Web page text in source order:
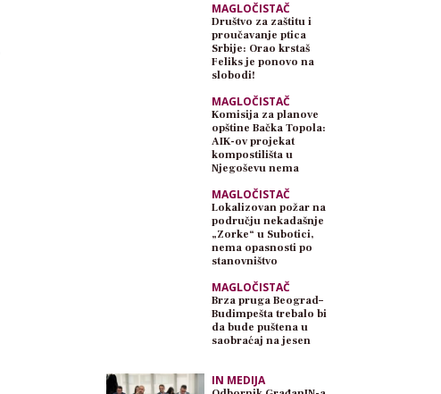
MAGLOČISTAČ
Društvo za zaštitu i
proučavanje ptica
Srbije: Orao krstaš
Feliks je ponovo na
slobodi!
MAGLOČISTAČ
Komisija za planove
opštine Bačka Topola:
AIK-ov projekat
kompostilišta u
Njegoševu nema
MAGLOČISTAČ
Lokalizovan požar na
području nekadašnje
„Zorke“ u Subotici,
nema opasnosti po
stanovništvo
MAGLOČISTAČ
Brza pruga Beograd–
Budimpešta trebalo bi
da bude puštena u
saobraćaj na jesen
IN MEDIJA